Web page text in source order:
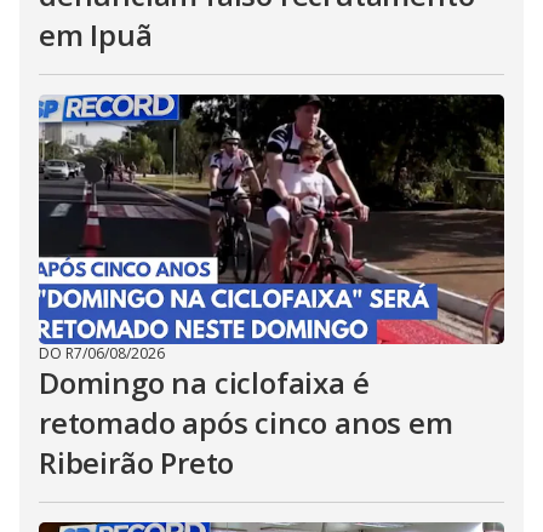
em Ipuã
DO R7/06/08/2026
Domingo na ciclofaixa é
retomado após cinco anos em
Ribeirão Preto